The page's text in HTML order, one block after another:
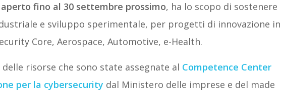
fino al 30 settembre prossimo, ha lo scopo di sostenere
e sviluppo sperimentale, per progetti di innovazione in
Core, Aerospace, Automotive, e-Health.
risorse che sono state assegnate al Competence Center
per la cybersecurity dal Ministero delle imprese e del made